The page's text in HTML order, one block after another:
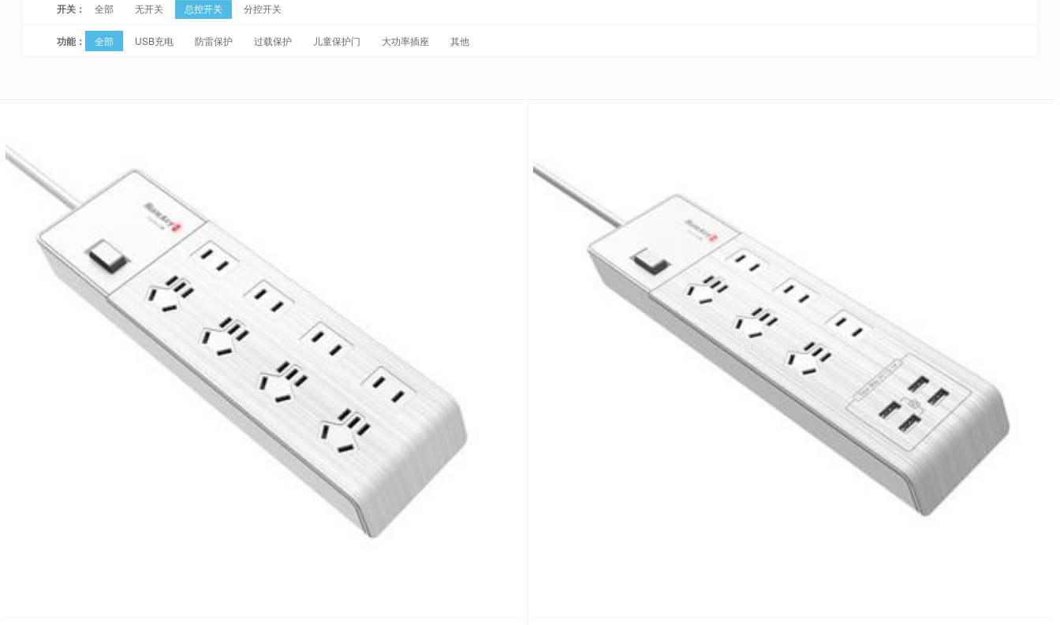
开关： 全部 无开关 总控开关 分控开关
功能： 全部 USB充电 防雷保护 过载保护 儿童保护门 大功率插座 其他